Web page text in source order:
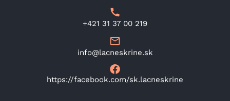
+421 31 37 00 219
info@lacneskrine.sk
https://facebook.com/sk.lacneskrine